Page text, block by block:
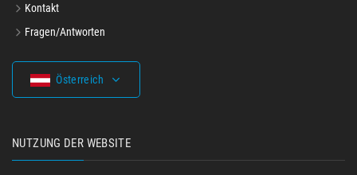
Kontakt
Fragen/Antworten
Österreich
NUTZUNG DER WEBSITE